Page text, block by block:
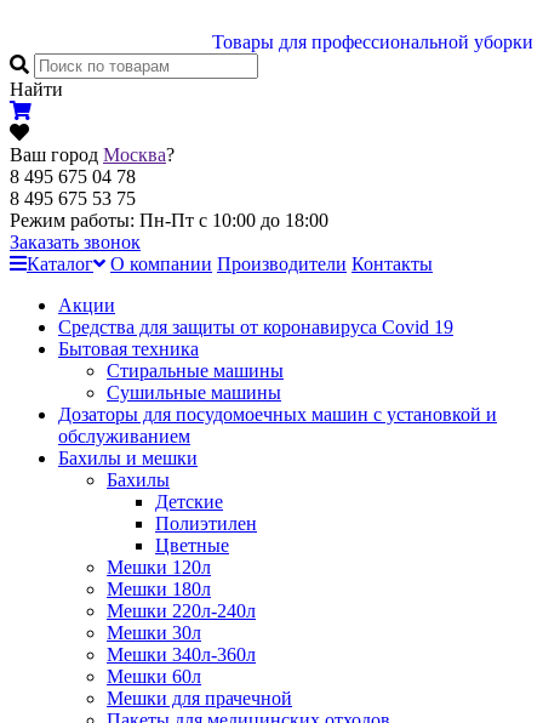
Товары для профессиональной уборки
Найти
Ваш город Москва?
8 495 675 04 78
8 495 675 53 75
Режим работы: Пн-Пт с 10:00 до 18:00
Заказать звонок
Каталог
О компании Производители Контакты
Акции
Cредства для защиты от коронавируса Covid 19
Бытовая техника
Стиральные машины
Сушильные машины
Дозаторы для посудомоечных машин с установкой и
обслуживанием
Бахилы и мешки
Бахилы
Детские
Полиэтилен
Цветные
Мешки 120л
Мешки 180л
Мешки 220л-240л
Мешки 30л
Мешки 340л-360л
Мешки 60л
Мешки для прачечной